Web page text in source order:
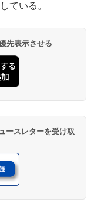
ている。
先表示させる
ースレターを受け取